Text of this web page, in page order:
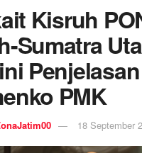
Kisruh
Sumatra
Penjelasan
PMK
18 September